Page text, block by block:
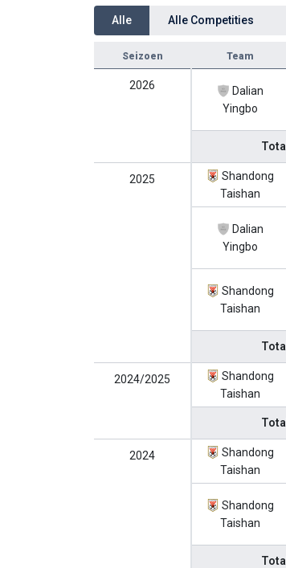
Alle Alle Competities
Seizoen Team
2026
Dalian
Yingbo
Total
2025
Shandong
Taishan
Dalian
Yingbo
Shandong
Taishan
Total
2024/2025
Shandong
Taishan
Total
2024
Shandong
Taishan
Shandong
Taishan
Total